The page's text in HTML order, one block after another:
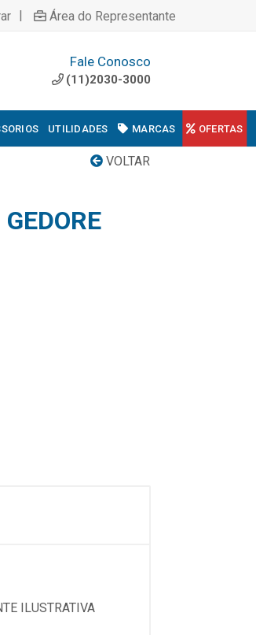
| Área do Representante
Fale Conosco
(11)2030-3000
UTILIDADES MARCAS OFERTAS
VOLTAR
ILUSTRATIVA